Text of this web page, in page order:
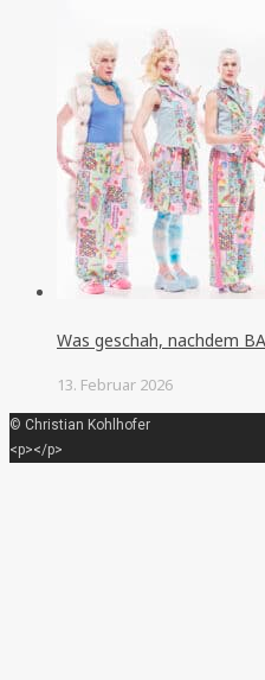
Was geschah, nachdem
13. Februar 2026
© Christian Kohlhofer
<p></p>